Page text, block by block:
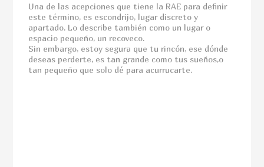
Una de las acepciones que tiene la RAE para definir
este término, es escondrijo, lugar discreto y
apartado. Lo describe también como un lugar o
espacio pequeño, un recoveco.
Sin embargo, estoy segura que tu rincón, ese dónde
deseas perderte, es tan grande como tus sueños,o
tan pequeño que solo dé para acurrucarte.